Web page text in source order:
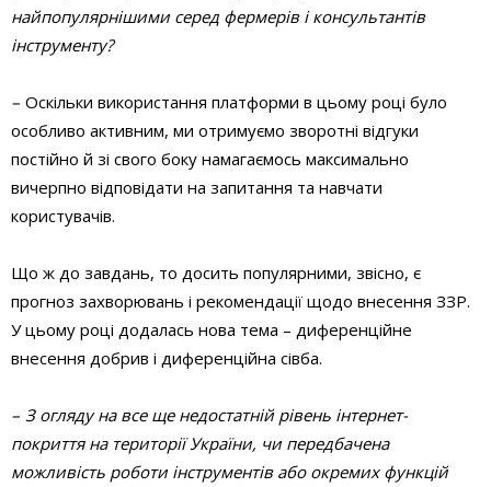
найпопулярнішими серед фермерів і консультантів
інструменту?
– Оскільки використання платформи в цьому році було
особливо активним, ми отримуємо зворотні відгуки
постійно й зі свого боку намагаємось максимально
вичерпно відповідати на запитання та навчати
користувачів.
Що ж до завдань, то досить популярними, звісно, є
прогноз захворювань і рекомендації щодо внесення ЗЗР.
У цьому році додалась нова тема – диференційне
внесення добрив і диференційна сівба.
– З огляду на все ще недостатній рівень інтернет-
покриття на території України, чи передбачена
можливість роботи інструментів або окремих функцій